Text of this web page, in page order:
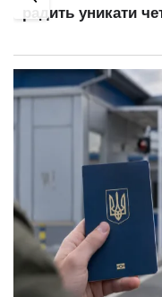
радить уникати